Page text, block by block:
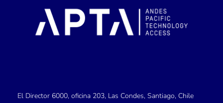
El Director 6000, oficina 203, Las Condes, Santiago, Chile